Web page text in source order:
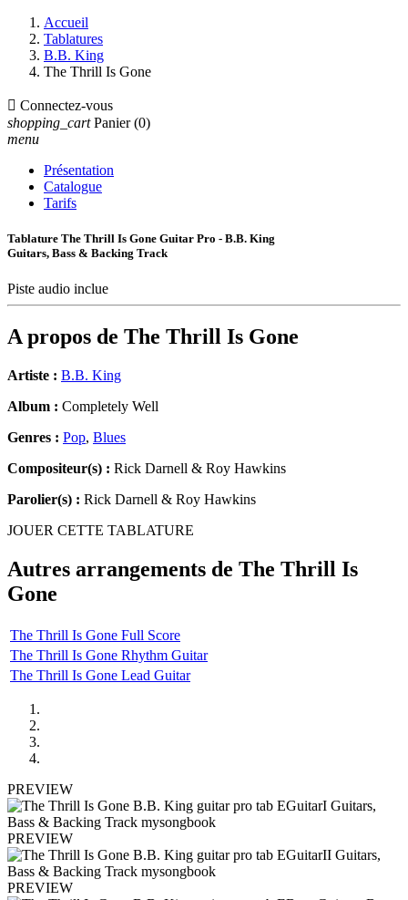
Accueil
Tablatures
B.B. King
The Thrill Is Gone
 Connectez-vous
shopping_cart Panier (0)
menu
Présentation
Catalogue
Tarifs
Tablature The Thrill Is Gone Guitar Pro - B.B. King
Guitars, Bass & Backing Track
Piste audio inclue
A propos de The Thrill Is Gone
Artiste : B.B. King
Album : Completely Well
Genres : Pop, Blues
Compositeur(s) : Rick Darnell & Roy Hawkins
Parolier(s) : Rick Darnell & Roy Hawkins
JOUER CETTE TABLATURE
Autres arrangements de The Thrill Is
Gone
The Thrill Is Gone Full Score
The Thrill Is Gone Rhythm Guitar
The Thrill Is Gone Lead Guitar
PREVIEW
PREVIEW
PREVIEW